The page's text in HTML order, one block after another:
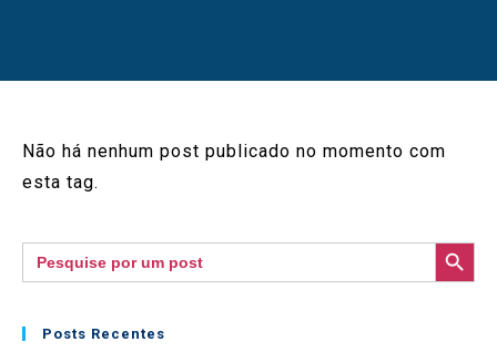
Não há nenhum post publicado no momento com
esta tag.
Search
for:
SEARCH BUTTON
Posts Recentes